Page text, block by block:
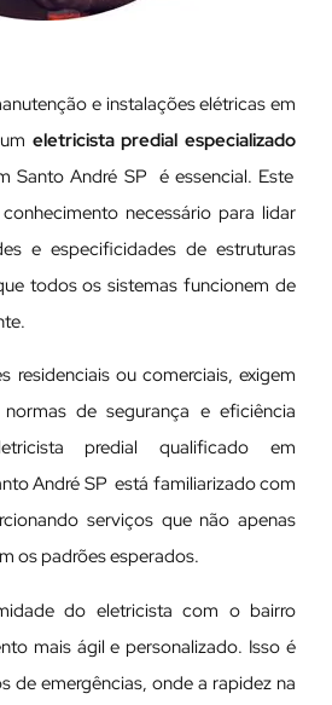
e instalações elétricas em
eletricista predial especializado
Santo André SP é essencial. Este
necessário para lidar
e especificidades de estruturas
todos os sistemas funcionem de
residenciais ou comerciais, exigem
de segurança e eficiência
predial qualificado em
André SP está familiarizado com
serviços que não apenas
os padrões esperados.
do eletricista com o bairro
mais ágil e personalizado. Isso é
de emergências, onde a rapidez na